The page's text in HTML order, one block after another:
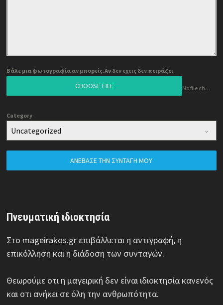
Βάλε μια φωτογραφία αν μπορείς.Αν δεν εχεις δεν πειράζει
CHOOSE FILE No file chosen
Category
Uncategorized
ΑΝΈΒΑΣΕ ΤΗΝ ΣΥΝΤΑΓΉ ΜΟΥ
Πνευματική ιδιοκτησία
Στο mageirakos.gr επιβάλλεται η αντιγραφή, η
επικόλληση και η διάδοση των συνταγών.
Θεωρούμε οτι η μαγειρική δεν είναι ιδιοκτησία κανενός
και οτι ανήκει σε όλη την ανθρωπότητα.